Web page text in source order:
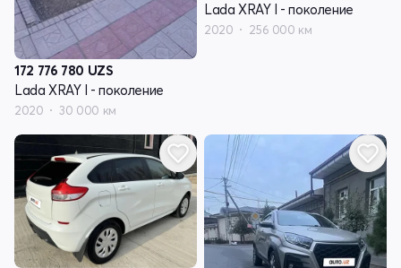
172 776 780 UZS
Lada XRAY I - поколение
2020 30 000 км
Lada XRAY I - поколение
2020 256 000 км